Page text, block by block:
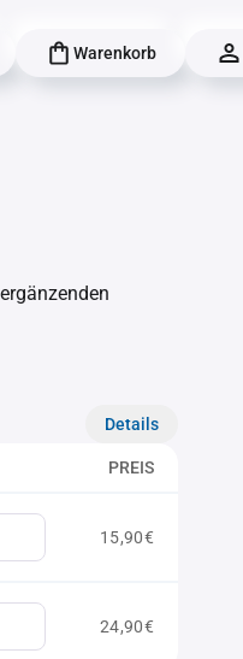
Warenkorb
Details
PREIS
15,90€
24,90€